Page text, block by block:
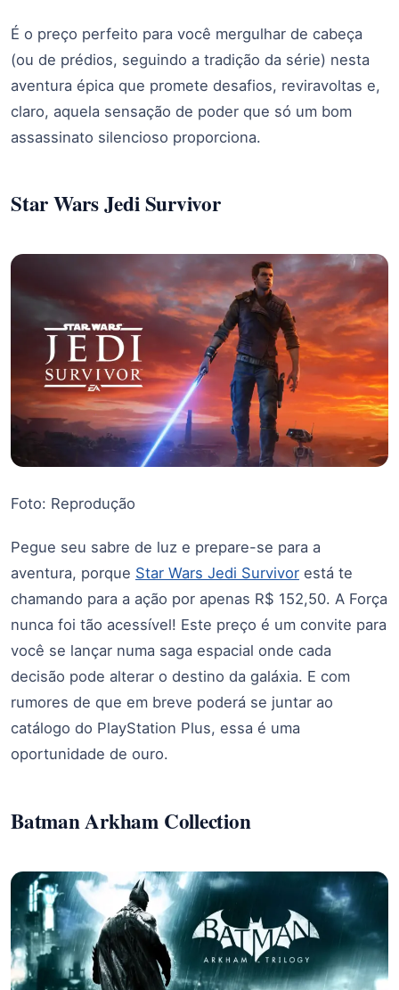
É o preço perfeito para você mergulhar de cabeça
(ou de prédios, seguindo a tradição da série) nesta
aventura épica que promete desafios, reviravoltas e,
claro, aquela sensação de poder que só um bom
assassinato silencioso proporciona.
Star Wars Jedi Survivor
Foto: Reprodução
Pegue seu sabre de luz e prepare-se para a
aventura, porque Star Wars Jedi Survivor está te
chamando para a ação por apenas R$ 152,50. A Força
nunca foi tão acessível! Este preço é um convite para
você se lançar numa saga espacial onde cada
decisão pode alterar o destino da galáxia. E com
rumores de que em breve poderá se juntar ao
catálogo do PlayStation Plus, essa é uma
oportunidade de ouro.
Batman Arkham Collection